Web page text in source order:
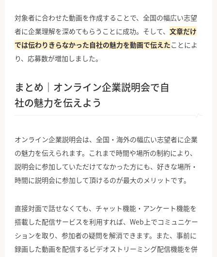
対象者に合わせた動画を作成することで、全国の幅広い志望
者に企業理解を深めてもらうことに成功。そして、 文章だけ
では伝わりきらなかった自社の魅力を動画で伝えたことによ
り、応募数が増加しました。
まとめ｜オンライン企業説明会で自
社の魅力を伝えよう
オンライン企業説明会は、全国・海外の幅広い志望者に企業
の魅力を伝えられます。これまで時間や場所の制約により、
説明会に参加していただけてなかった方にも、好きな場所・
時間に説明会に参加して頂けるのが最大のメリットです。
直接対面で話せなくても、チャット機能・アンケート機能を
搭載した配信サービスを利用すれば、Web上でコミュニケー
ションを取り、参加者の疑問を解消できます。また、事前に
録画した動画を配信するビデオストリーミング配信機能を併